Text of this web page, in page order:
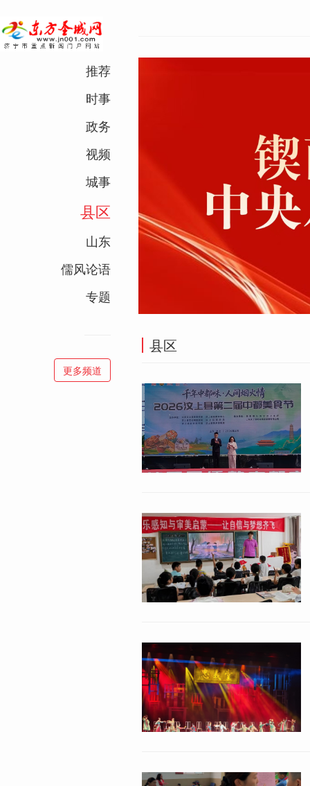
推荐
时事
政务
视频
城事
县区
山东
儒风论语
专题
更多频道
贯彻党的二十届
县区